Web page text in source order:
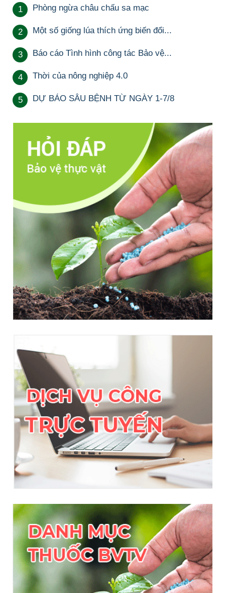
1 Phòng ngừa châu chấu sa mạc
2 Một số giống lúa thích ứng biến đổi...
3 Báo cáo Tình hình công tác Bảo vệ...
4 Thời của nông nghiệp 4.0
5 DỰ BÁO SÂU BỆNH TỪ NGÀY 1-7/8